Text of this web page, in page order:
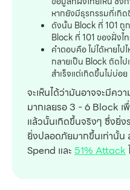
หากยังมีธุรกรรมที่เกิ
ดังนั้น Block ที่ 101 ถู
Block ที่ 101 ของฝั่งไ
คำตอบคือ ไม่ได้หายไ
กลายเป็น Block ถัดไ
สำเร็จแต่เกิดขึ้นไม่บ่อย
จะเห็นได้ว่ามันอาจจะมีค
มากเลยรอ 3 - 6 Block เ
แล้วนั้นเกิดขึ้นจริงๆ ซึ่งยิ่ง
ยิ่งปลอดภัยมากขึ้นเท่านั้น
Spend และ 51% Attack